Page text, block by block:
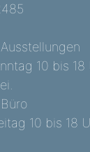
10 bis 18
10 bis 18